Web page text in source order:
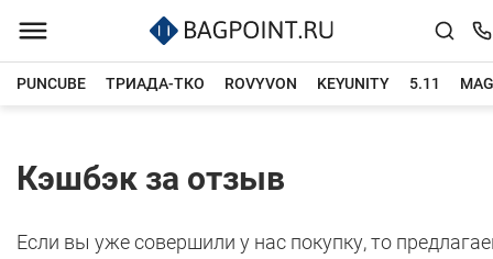
PUNCUBE ТРИАДА-ТКО ROVYVON KEYUNITY 5.11
Кэшбэк за отзыв
Если вы уже совершили у нас покупку, то